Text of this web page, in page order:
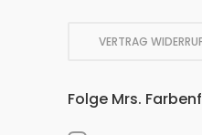
VERTRAG
Folge Mrs.